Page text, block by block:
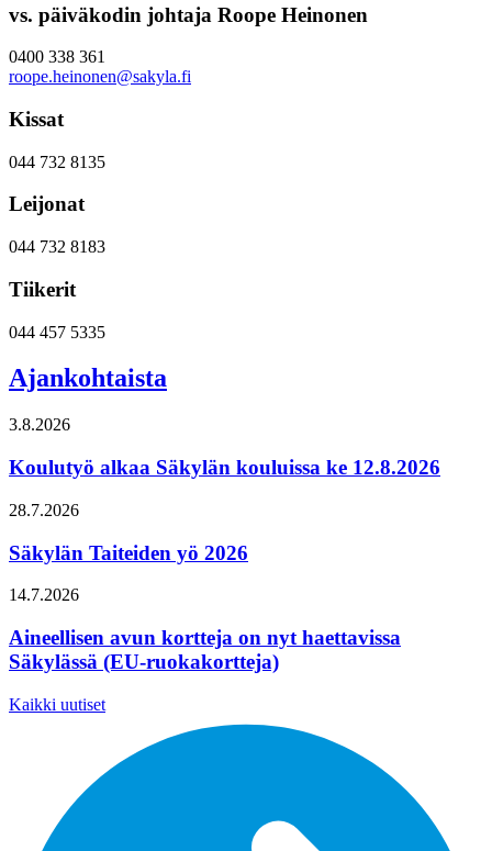
vs. päiväkodin johtaja Roope Heinonen
0400 338 361
roope.heinonen@sakyla.fi
Kissat
044 732 8135
Leijonat
044 732 8183
Tiikerit
044 457 5335
Ajankohtaista
3.8.2026
Koulutyö alkaa Säkylän kouluissa ke 12.8.2026
28.7.2026
Säkylän Taiteiden yö 2026
14.7.2026
Aineellisen avun kortteja on nyt haettavissa
Säkylässä (EU-ruokakortteja)
Kaikki uutiset